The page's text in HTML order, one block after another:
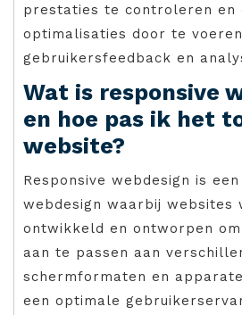
prestaties te controleren en
optimalisaties door te
gebruikersfeedback en
Wat is responsive
en hoe pas ik het
website?
Responsive webdesign is
webdesign waarbij websites
ontwikkeld en ontworpen
aan te passen aan
schermformaten en
een optimale